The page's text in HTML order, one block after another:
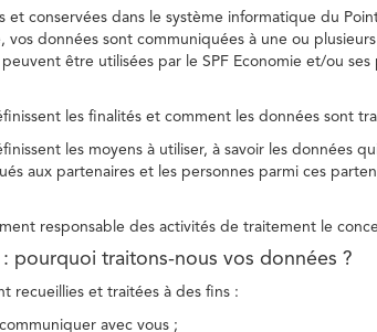
et conservées dans le système informatique du
données sont communiquées à une ou
être utilisées par le SPF Economie et/ou
les finalités et comment les données sont
les moyens à utiliser, à savoir les données
aux partenaires et les personnes parmi ces
responsable des activités de traitement le
pourquoi traitons-nous vos données ?
recueillies et traitées à des fins :
avec vous ;